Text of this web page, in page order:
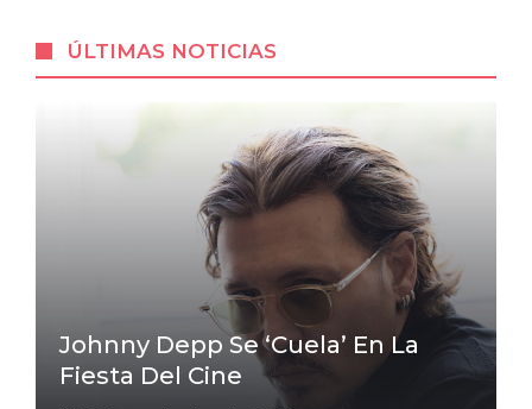
ÚLTIMAS NOTICIAS
Johnny Depp Se ‘cuela’ En La
Fiesta Del Cine